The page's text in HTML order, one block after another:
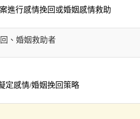
進行感情挽回或婚姻感情救助
、婚姻救助者
定感情/婚姻挽回策略